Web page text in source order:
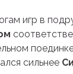
игр в
сильнее